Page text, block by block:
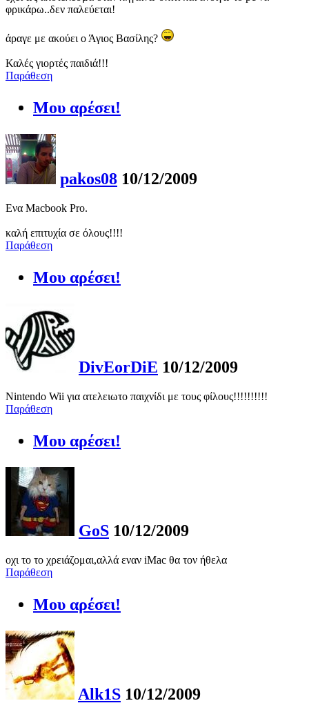
φρικάρω..δεν παλεύεται!
άραγε με ακούει ο Άγιος Βασίλης?
Καλές γιορτές παιδιά!!!
Παράθεση
Μου αρέσει!
pakos08 10/12/2009
Ενα Macbook Pro.
καλή επιτυχία σε όλους!!!!
Παράθεση
Μου αρέσει!
DivEorDiE 10/12/2009
Nintendo Wii για ατελειωτο παιχνίδι με τους φίλους!!!!!!!!!!
Παράθεση
Μου αρέσει!
GoS 10/12/2009
οχι το το χρειάζομαι,αλλά εναν iMac θα τον ήθελα
Παράθεση
Μου αρέσει!
Alk1S 10/12/2009